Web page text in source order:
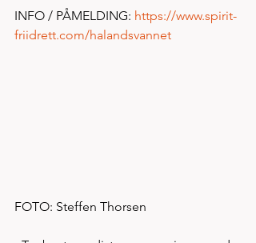
INFO / PÅMELDING: https://www.spirit-
friidrett.com/halandsvannet
FOTO: Steffen Thorsen